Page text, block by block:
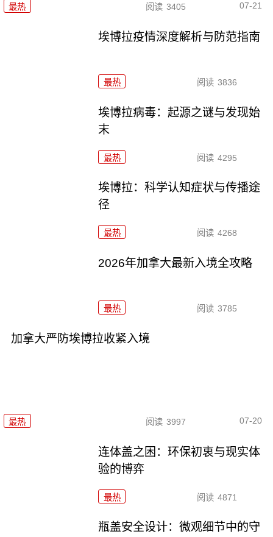
最热 阅读 3405 07-21
埃博拉疫情深度解析与防范指南
最热 阅读 3836
埃博拉病毒：起源之谜与发现始
末
最热 阅读 4295
埃博拉：科学认知症状与传播途
径
最热 阅读 4268
2026年加拿大最新入境全攻略
最热 阅读 3785
加拿大严防埃博拉收紧入境
最热 阅读 3997 07-20
连体盖之困：环保初衷与现实体
验的博弈
最热 阅读 4871
瓶盖安全设计：微观细节中的守